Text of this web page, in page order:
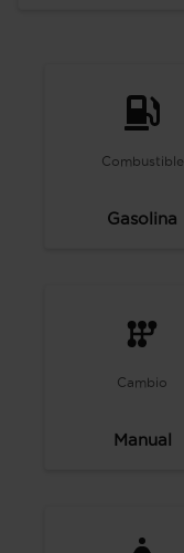
Combustible
Gasolina
Cambio
Manual